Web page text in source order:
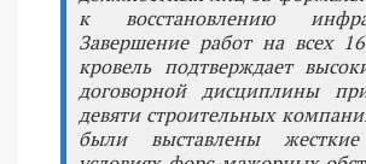
к восстановлению
Завершение работ на всех
кровель подтверждает
договорной дисциплины
девяти строительных
были выставлены